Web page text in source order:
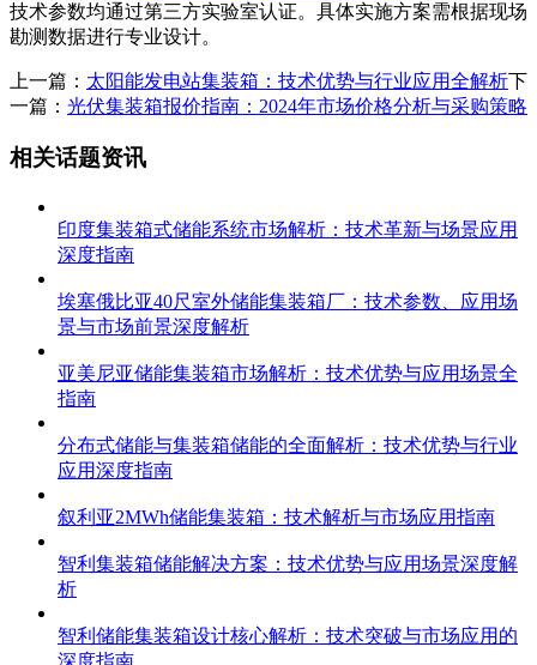
技术参数均通过第三方实验室认证。具体实施方案需根据现场
勘测数据进行专业设计。
上一篇： 太阳能发电站集装箱：技术优势与行业应用全解析下
一篇： 光伏集装箱报价指南：2024年市场价格分析与采购策略
相关话题资讯
印度集装箱式储能系统市场解析：技术革新与场景应用
深度指南
埃塞俄比亚40尺室外储能集装箱厂：技术参数、应用场
景与市场前景深度解析
亚美尼亚储能集装箱市场解析：技术优势与应用场景全
指南
分布式储能与集装箱储能的全面解析：技术优势与行业
应用深度指南
叙利亚2MWh储能集装箱：技术解析与市场应用指南
智利集装箱储能解决方案：技术优势与应用场景深度解
析
智利储能集装箱设计核心解析：技术突破与市场应用的
深度指南